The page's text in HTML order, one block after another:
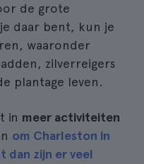
de grote
daar bent, kun je
waaronder
zilverreigers
plantage leven.
in meer activiteiten
om Charleston in
dan zijn er veel